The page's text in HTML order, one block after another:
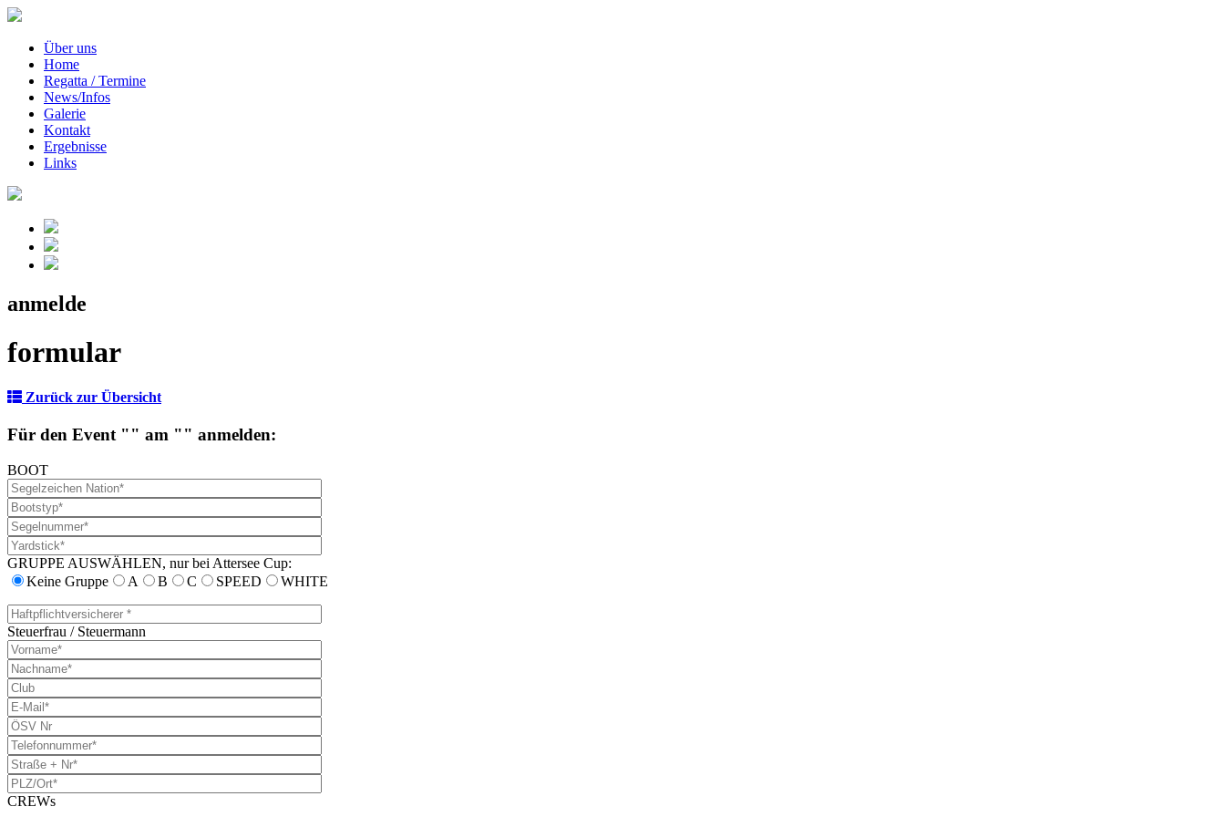
Über uns
Home
Regatta / Termine
News/Infos
Galerie
Kontakt
Ergebnisse
Links
anmelde
formular
Zurück zur Übersicht
Für den Event "" am "" anmelden:
BOOT
GRUPPE AUSWÄHLEN, nur bei Attersee Cup:
Keine Gruppe
A B C SPEED WHITE
Steuerfrau / Steuermann
CREWs